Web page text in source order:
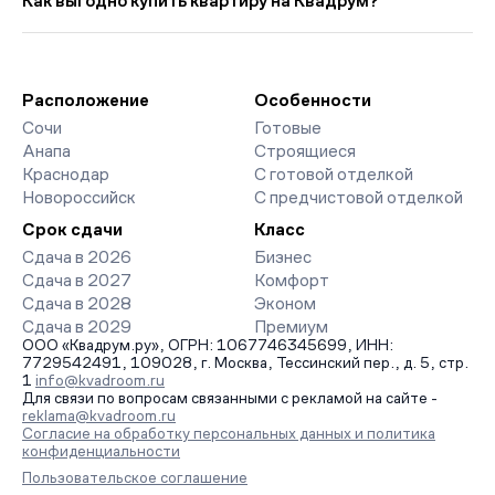
страницах ЖК доступны отзывы жильцов о качестве
строительства, интерактивный генплан корпусов, сроки
организует просмотр и поможет одобрить ипотеку по
минимальной ставке. Чтобы зафиксировать цену, оставьте
заявку на обратный звонок.
Расположение
Сочи
Анапа
Краснодар
Новороссийск
Особенности
Готовые
Строящиеся
С готовой отделкой
С предчистовой отделкой
Срок сдачи
Сдача в 2026
Сдача в 2027
Сдача в 2028
Сдача в 2029
Класс
Бизнес
Комфорт
Эконом
Премиум
ООО «Квадрум.ру», ОГРН: 1067746345699, ИНН:
7729542491, 109028, г. Москва, Тессинский пер., д. 5, стр.
1 info@kvadroom.ru
Для связи по вопросам связанными с рекламой на сайте -
reklama@kvadroom.ru
Согласие на обработку персональных данных и политика
конфиденциальности
Пользовательское соглашение